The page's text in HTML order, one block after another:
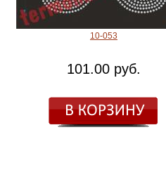
10-053
101.00 руб.